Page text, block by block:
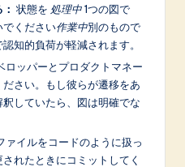
状態を 処理中1つの図で
でください作業中別のもので
知的負荷が軽減されます。
ロッパーとプロダクトマネー
さい。もし彼らが遷移をあ
していたら、図は明確でな
ァイルをコードのように扱っ
れたときにコミットしてく